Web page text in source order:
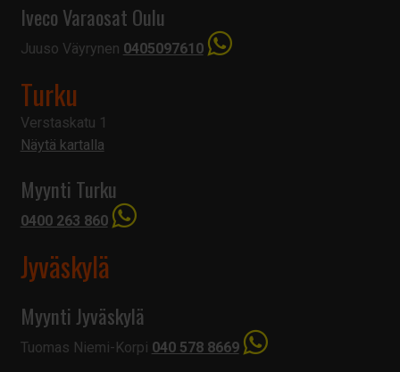
Iveco Varaosat Oulu
Juuso Väyrynen 0405097610
Turku
Verstaskatu 1
Näytä kartalla
Myynti Turku
0400 263 860
Jyväskylä
Myynti Jyväskylä
Tuomas Niemi-Korpi 040 578 8669